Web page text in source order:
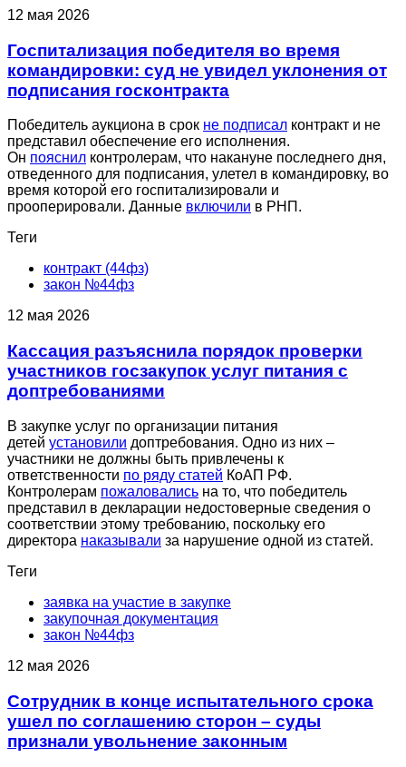
12 мая 2026
Госпитализация победителя во время
командировки: суд не увидел уклонения от
подписания госконтракта
Победитель аукциона в срок не подписал контракт и не
представил обеспечение его исполнения.
Он пояснил контролерам, что накануне последнего дня,
отведенного для подписания, улетел в командировку, во
время которой его госпитализировали и
прооперировали. Данные включили в РНП.
Теги
контракт (44фз)
закон №44фз
12 мая 2026
Кассация разъяснила порядок проверки
участников госзакупок услуг питания с
доптребованиями
В закупке услуг по организации питания
детей установили доптребования. Одно из них –
участники не должны быть привлечены к
ответственности по ряду статей КоАП РФ.
Контролерам пожаловались на то, что победитель
представил в декларации недостоверные сведения о
соответствии этому требованию, поскольку его
директора наказывали за нарушение одной из статей.
Теги
заявка на участие в закупке
закупочная документация
закон №44фз
12 мая 2026
Сотрудник в конце испытательного срока
ушел по соглашению сторон – суды
признали увольнение законным